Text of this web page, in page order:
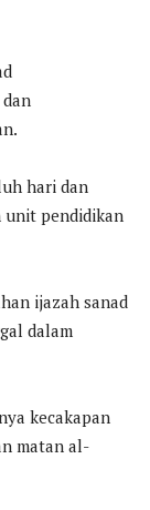
hari dan
unit pendidikan
ijazah sanad
dalam
kecakapan
matan al-